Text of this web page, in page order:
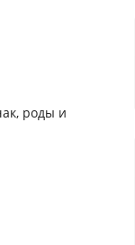
роды и